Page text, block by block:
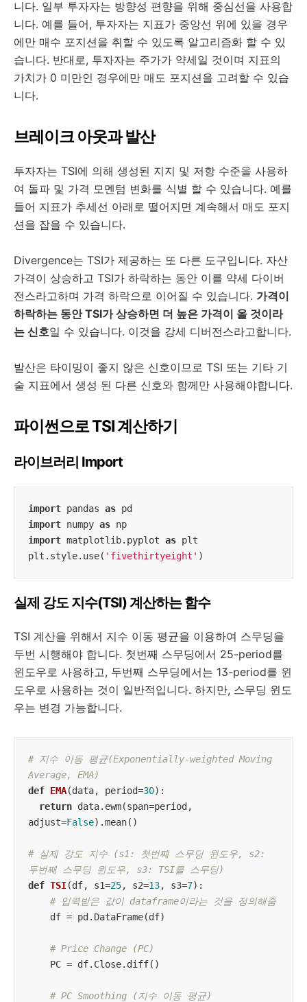
니다. 일부 투자자는 방향성 편향을 위해 중심선을 사용합
니다. 예를 들어, 투자자는 지표가 중앙선 위에 있을 경우
에만 매수 포지션을 취할 수 있도록 알고리즘화 할 수 있
습니다. 반대로, 투자자는 주가가 약세일 것이며 지표의
가치가 0 미만인 경우에만 매도 포지션을 고려할 수 있습
니다.
브레이크 아웃과 발산
투자자는 TSI에 의해 생성된 지지 및 저항 수준을 사용하
여 돌파 및 가격 모멘텀 변화를 식별 할 수 있습니다. 예를
들어 지표가 추세선 아래로 떨어지면 계속해서 매도 포지
션을 잡을 수 있습니다.
Divergence는 TSI가 제공하는 또 다른 도구입니다. 자산
가격이 상승하고 TSI가 하락하는 동안 이를 약세 다이버
전스라고하며 가격 하락으로 이어질 수 있습니다. 가격이
하락하는 동안 TSI가 상승하면 더 높은 가격이 올 것이라
는 신호일 수 있습니다. 이것을 강세 디버전스라고합니다.
발산은 타이밍이 좋지 않은 신호이므로 TSI 또는 기타 기
술 지표에서 생성 된 다른 신호와 함께만 사용해야합니다.
파이썬으로 TSI 계산하기
라이브러리 Import
import pandas as
import numpy as
import matplotlib.pyplot as plt
plt.style.use( 'fivethirtyeight' )
실제 강도 지수(TSI) 계산하는 함수
TSI 계산을 위해서 지수 이동 평균을 이용하여 스무딩을
두번 시행해야 합니다. 첫번째 스무딩에서 25-period를
윈도우로 사용하고, 두번째 스무딩에서는 13-period를 윈
도우로 사용하는 것이 일반적입니다. 하지만, 스무딩 윈도
우는 변경 가능합니다.
# 지수 이동 평균(Exponentially-weighted Moving
Average, EMA)
def EMA(data, period=30):
return data.ewm(span=period,
adjust=False).mean()
# 실제 강도 지수 (s1: 첫번째 스무딩 윈도우, s2:
두번째 스무딩 윈도우, s3: TSI를 스무딩)
def TSI(df, s1=25, s2=13, s3=7):
# 입력받은 값이 dataframe이라는 것을 정의해줌
# Price Change (PC)
# PC Smoothing (지수 이동 평균)